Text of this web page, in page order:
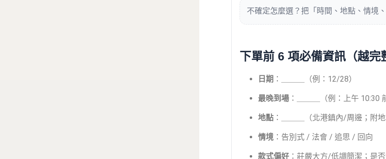
不確定怎麼選？把「時間、地點、情境
下單前 6 項必備資訊（越完
日期 ：＿＿＿（例：12/28）
最晚到場 ：＿＿＿（例：上午 10:30
地點 ：＿＿＿（北港鎮內/周邊；附地
情境 ：告別式 / 法會 / 追思 / 回向
款式偏好 ：莊嚴大方/低調簡潔；是